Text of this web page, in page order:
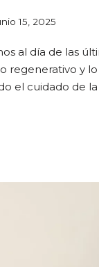
15, 2025
al día de las
regenerativo y
el cuidado de